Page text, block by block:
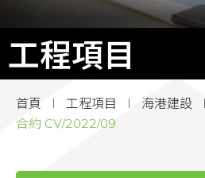
工程項目
首頁 工程項目 海港建設
合約 CV/2022/09
企業消息
企業社會責任